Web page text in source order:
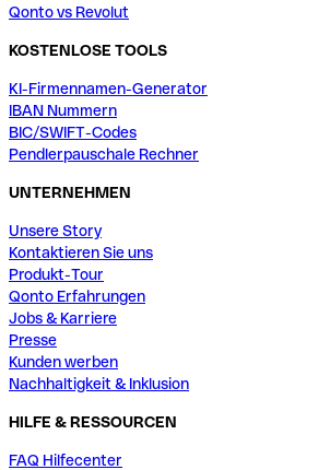
Qonto vs Revolut
KOSTENLOSE TOOLS
KI-Firmennamen-Generator
IBAN Nummern
BIC/SWIFT-Codes
Pendlerpauschale Rechner
UNTERNEHMEN
Unsere Story
Kontaktieren Sie uns
Produkt-Tour
Qonto Erfahrungen
Jobs & Karriere
Presse
Kunden werben
Nachhaltigkeit & Inklusion
HILFE & RESSOURCEN
FAQ Hilfecenter